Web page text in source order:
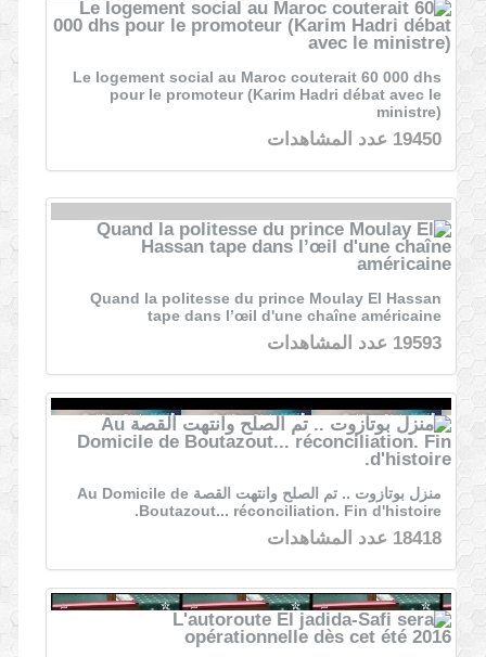
Le logement social au Maroc couterait 60 000 dhs
pour le promoteur (Karim Hadri débat avec le
ministre)
19450 عدد المشاهدات
Quand la politesse du prince Moulay El Hassan
tape dans l’œil d'une chaîne américaine
19593 عدد المشاهدات
منزل بوتازوت .. تم الصلح وانتهت القصة Au Domicile de
Boutazout... réconciliation. Fin d'histoire.
18418 عدد المشاهدات